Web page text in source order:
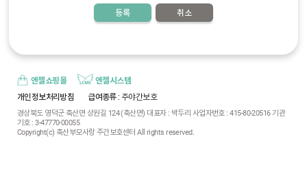
등록 취소
엔젤쇼핑몰
엔젤시스템
개인정보처리방침
급여종류: 주야간보호
경상북도 영덕군 축산면 상원길 124 (축산면) 대표자 : 박두리 사업자번호 : 415-80-20516 기관
기호 : 3-47770-00055
Copyright(c) 축산부모사랑 주간보호센터 All rights reserved.